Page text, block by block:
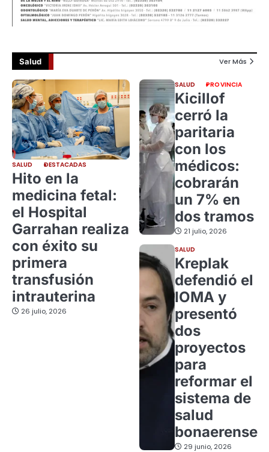
Salud Ver Más
SALUD DESTACADAS
Hito en la
medicina fetal:
el Hospital
Garrahan realiza
con éxito su
primera
transfusión
intrauterina
26 julio, 2026
SALUD PROVINCIA
Kicillof
cerró la
paritaria
con los
médicos:
cobrarán
un 7% en
dos tramos
21 julio, 2026
SALUD
Kreplak
defendió el
IOMA y
presentó
dos
proyectos
para
reformar el
sistema de
salud
bonaerense
29 junio, 2026